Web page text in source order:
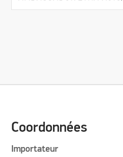
Coordonnées
Importateur